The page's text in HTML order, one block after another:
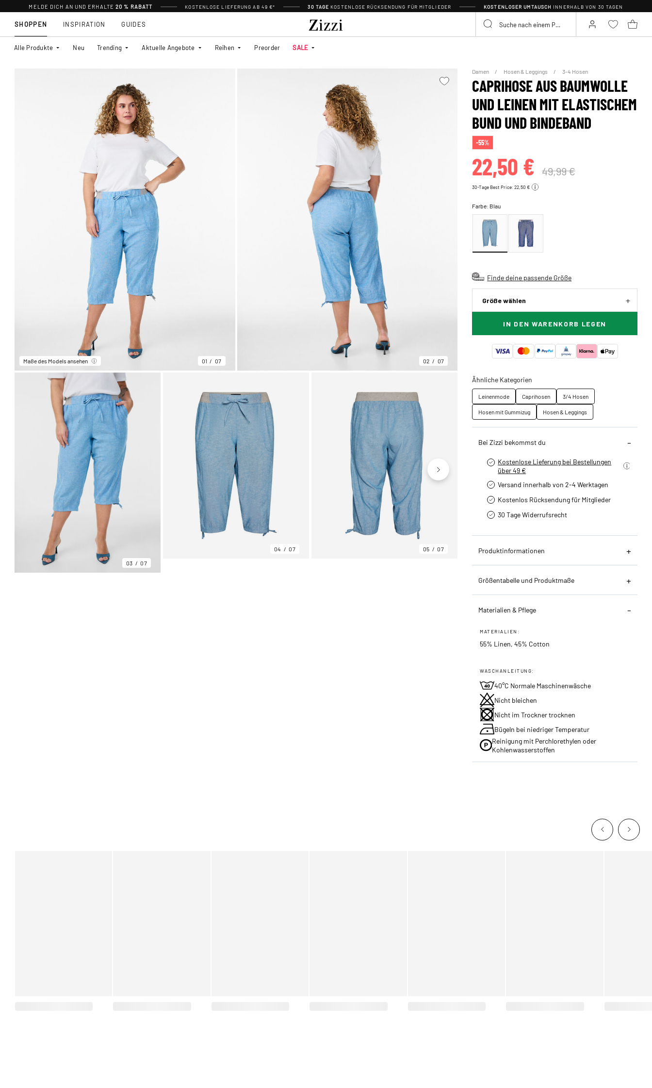
MELDE DICH AN UND ERHALTE20 % RABATT KOSTENLOSE LIEFERUNG AB 49 €* 30 TAGE KOSTENLOSE RÜCKSENDUNG FÜR MITGLIEDER KOSTENLOSER UMTAUSCH INNERHALB VON 30 TAGEN
SHOPPEN
Alle Produkte Neu Trending Aktuelle Angebote Reihen Preorder SALE
INSPIRATION GUIDES
Maße des Models ansehen 01 07 02 07
03 07
04 07 05 07
Damen Hosen & Leggings 3-4 Hosen
CAPRIHOSE AUS BAUMWOLLE
UND LEINEN MIT ELASTISCHEM
BUND UND BINDEBAND
-55%
22,50 € 49,99 €
30-Tage Best Price: 22,50 €
Farbe: Blau
Finde deine passende Größe
Größe wählen
IN DEN WARENKORB LEGEN
Ähnliche Kategorien
Leinenmode Caprihosen
3/4 Hosen
Hosen mit Gummizug
Hosen & Leggings
Bei Zizzi bekommst du
Kostenlose Lieferung bei Bestellungen
über 49 €
Versand innerhalb von 2-4 Werktagen
Kostenlos Rücksendung für Mitglieder
30 Tage Widerrufsrecht
Produktinformationen
Größentabelle und Produktmaße
Materialien & Pflege
MATERIALIEN:
55% Linen, 45% Cotton
WASCHANLEITUNG:
40°C Normale Maschinenwäsche
Nicht bleichen
Nicht im Trockner trocknen
Bügeln bei niedriger Temperatur
Reinigung mit Perchlorethylen oder
Kohlenwasserstoffen